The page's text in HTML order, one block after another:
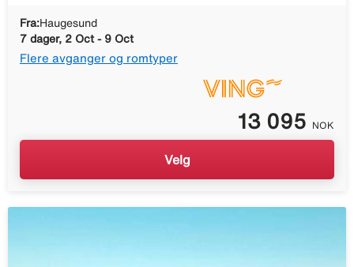
Fra:Haugesund
7 dager, 2 Oct - 9 Oct
Flere avganger og romtyper
13 095 NOK
Velg